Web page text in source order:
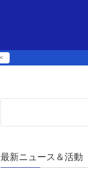
最新ニュース＆活動